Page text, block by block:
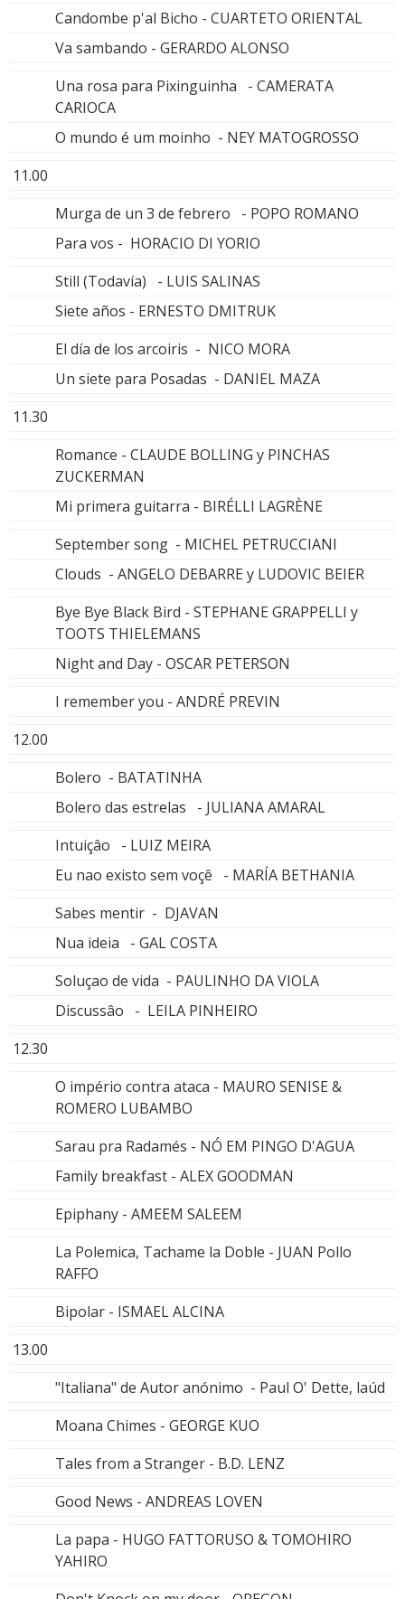
Candombe p'al Bicho - CUARTETO ORIENTAL
Va sambando - GERARDO ALONSO
Una rosa para Pixinguinha - CAMERATA
CARIOCA
O mundo é um moinho - NEY MATOGROSSO
11.00
Murga de un 3 de febrero - POPO ROMANO
Para vos - HORACIO DI YORIO
Still (Todavía) - LUIS SALINAS
Siete años - ERNESTO DMITRUK
El día de los arcoiris - NICO MORA
Un siete para Posadas - DANIEL MAZA
11.30
Romance - CLAUDE BOLLING y PINCHAS
ZUCKERMAN
Mi primera guitarra - BIRÉLLI LAGRÈNE
September song - MICHEL PETRUCCIANI
Clouds - ANGELO DEBARRE y LUDOVIC BEIER
Bye Bye Black Bird - STEPHANE GRAPPELLI y
TOOTS THIELEMANS
Night and Day - OSCAR PETERSON
I remember you - ANDRÉ PREVIN
12.00
Bolero - BATATINHA
Bolero das estrelas - JULIANA AMARAL
Intuiçâo - LUIZ MEIRA
Eu nao existo sem voçê - MARÍA BETHANIA
Sabes mentir - DJAVAN
Nua ideia - GAL COSTA
Soluçao de vida - PAULINHO DA VIOLA
Discussâo - LEILA PINHEIRO
12.30
O império contra ataca - MAURO SENISE &
ROMERO LUBAMBO
Sarau pra Radamés - NÓ EM PINGO D'AGUA
Family breakfast - ALEX GOODMAN
Epiphany - AMEEM SALEEM
La Polemica, Tachame la Doble - JUAN Pollo
RAFFO
Bipolar - ISMAEL ALCINA
13.00
"Italiana" de Autor anónimo - Paul O' Dette, laúd
Moana Chimes - GEORGE KUO
Tales from a Stranger - B.D. LENZ
Good News - ANDREAS LOVEN
La papa - HUGO FATTORUSO & TOMOHIRO
YAHIRO